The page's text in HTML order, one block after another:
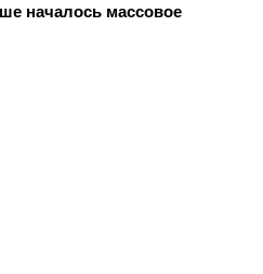
началось массовое